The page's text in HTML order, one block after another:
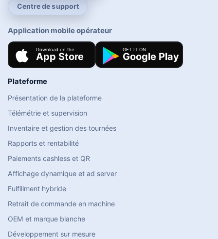
Centre de support
Application mobile opérateur
Plateforme
Présentation de la plateforme
Télémétrie et supervision
Inventaire et gestion des tournées
Rapports et rentabilité
Paiements cashless et QR
Affichage dynamique et ad server
Fulfillment hybride
Retrait de commande en machine
OEM et marque blanche
Développement sur mesure